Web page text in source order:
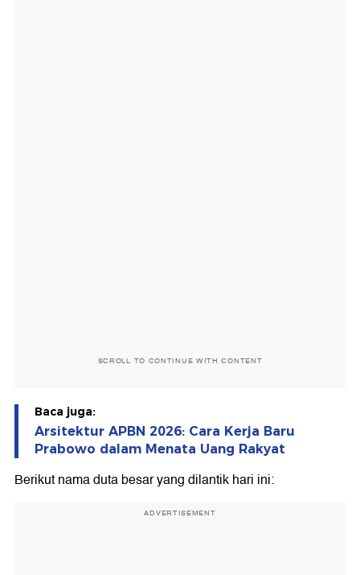
SCROLL TO CONTINUE WITH CONTENT
Baca juga:
Arsitektur APBN 2026: Cara Kerja Baru
Prabowo dalam Menata Uang Rakyat
Berikut nama duta besar yang dilantik hari ini:
ADVERTISEMENT